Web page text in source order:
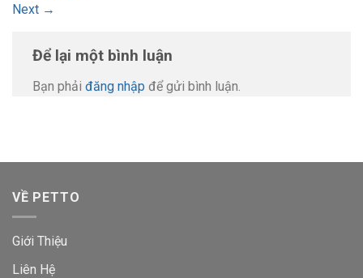
Next →
Để lại một bình luận
Bạn phải đăng nhập để gửi bình luận.
VỀ PETTO
Giới Thiệu
Liên Hệ